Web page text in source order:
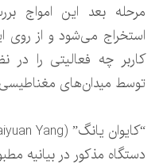
مرحله بعد این امواج
استخراج می‌شود و از
کاربر چه فعالیتی را در
توسط میدان‌های
دستگاه مذکور در بیانیه